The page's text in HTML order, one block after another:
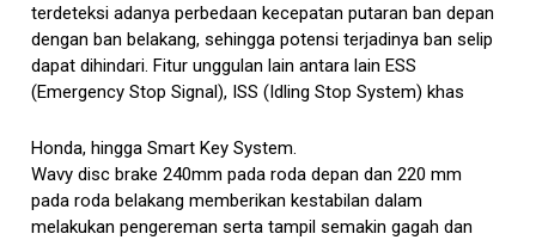
terdeteksi adanya perbedaan kecepatan putaran ban depan
dengan ban belakang, sehingga potensi terjadinya ban selip
dapat dihindari. Fitur unggulan lain antara lain ESS
(Emergency Stop Signal), ISS (Idling Stop System) khas
Honda, hingga Smart Key System.
Wavy disc brake 240mm pada roda depan dan 220 mm
pada roda belakang memberikan kestabilan dalam
melakukan pengereman serta tampil semakin gagah dan